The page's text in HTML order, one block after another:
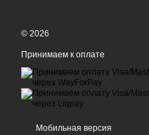
© 2026
Принимаем к оплате
Мобильная версия